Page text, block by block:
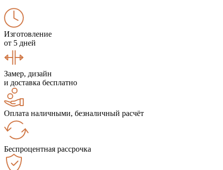
Изготовление
от 5 дней
Замер, дизайн
и доставка бесплатно
Оплата наличными, безналичный расчёт
Беспроцентная рассрочка